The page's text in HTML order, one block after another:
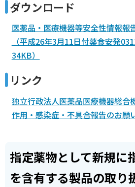
ダウンロード
医薬品・医療機器等安全性情報報
（平成26年3月11日付薬食安発
34KB）
リンク
独立行政法人医薬品医療機器総合
作用・感染症・不具合報告のお願
指定薬物として新規に
を含有する製品の取り